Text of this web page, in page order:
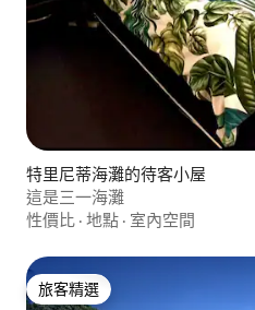
特里尼蒂海灘的待客小屋
這是三一海灘
性價比 · 地點 · 室內空間
旅客精選
旅客精選